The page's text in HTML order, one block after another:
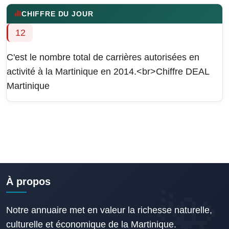
CHIFFRE DU JOUR
12
C'est le nombre total de carrières autorisées en
activité à la Martinique en 2014.<br>Chiffre DEAL
Martinique
À propos
Notre annuaire met en valeur la richesse naturelle,
culturelle et économique de la Martinique.